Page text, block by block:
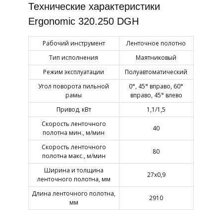
Технические характеристики
Ergonomic 320.250 DGH
Рабочий инструмент
Ленточное полотно
Тип исполнения
Маятниковый
Режим эксплуатации
Полуавтоматический
Угол поворота пильной
рамы
0°, 45° вправо, 60°
вправо, 45° влево
Привод, кВт
1,1/1,5
Скорость ленточного
полотна мин., м/мин
40
Скорость ленточного
полотна макс., м/мин
80
Ширина и толщина
ленточного полотна, мм
27х0,9
Длина ленточного полотна,
мм
2910